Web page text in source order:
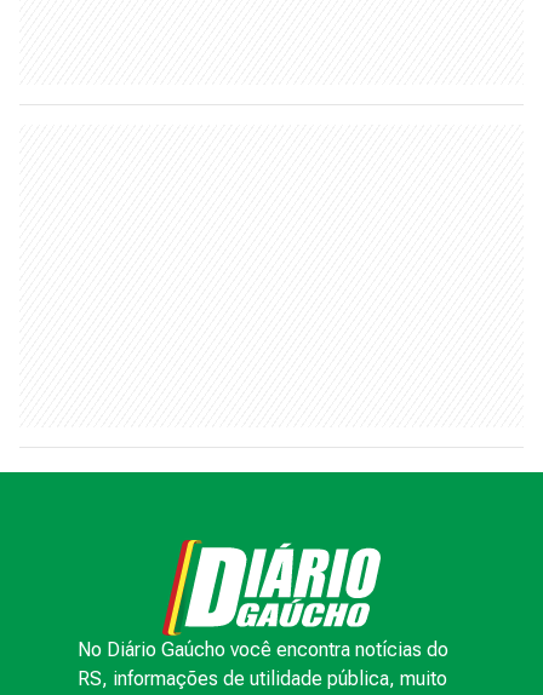
No Diário Gaúcho você encontra notícias do
RS, informações de utilidade pública, muito